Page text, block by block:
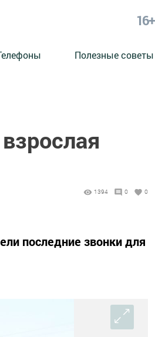
16+
Полезные советы
1394 0 0
последние звонки для